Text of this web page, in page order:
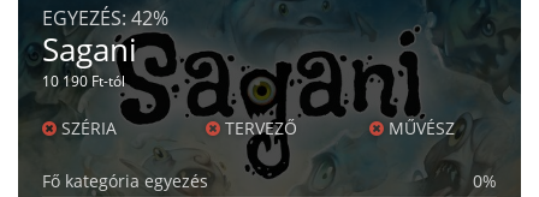
EGYEZÉS:42%
Sagani
10 190 Ft-tól
SZÉRIA TERVEZŐ MŰVÉSZ
Fő kategória egyezés 0%